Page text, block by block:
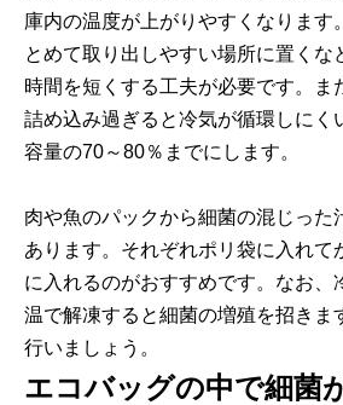
庫内の温度が上がりやすくなります
とめて取り出しやすい場所に置くな
時間を短くする工夫が必要です。ま
詰め込み過ぎると冷気が循環しにく
容量の70～80％までにします。
肉や魚のパックから細菌の混じった
あります。それぞれポリ袋に入れて
に入れるのがおすすめです。なお、
温で解凍すると細菌の増殖を招きま
行いましょう。
エコバッグの中で細菌